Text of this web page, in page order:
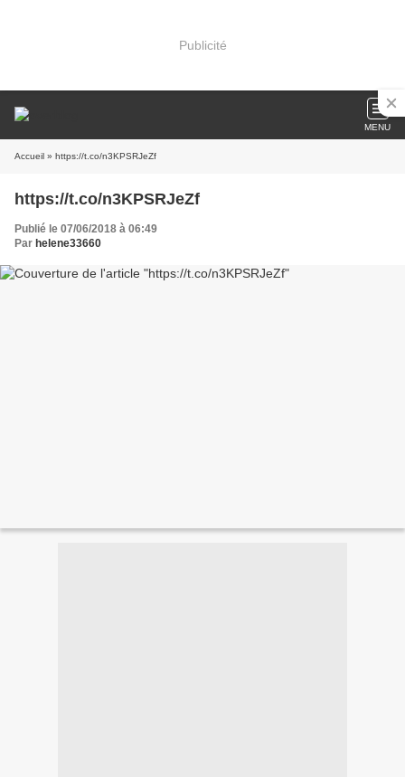
Publicité
MENU
Accueil » https://t.co/n3KPSRJeZf
https://t.co/n3KPSRJeZf
Publié le 07/06/2018 à 06:49
Par helene33660